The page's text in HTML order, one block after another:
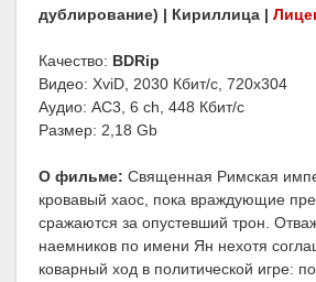
дублирование) | Кириллица |
Качество: BDRip
Видео: XviD, 2030 Кбит/с, 720x304
Аудио: AC3, 6 ch, 448 Кбит/с
Размер: 2,18 Gb
О фильме: Священная Римская
кровавый хаос, пока враждующие
сражаются за опустевший трон.
наемников по имени Ян нехотя
коварный ход в политической игре: